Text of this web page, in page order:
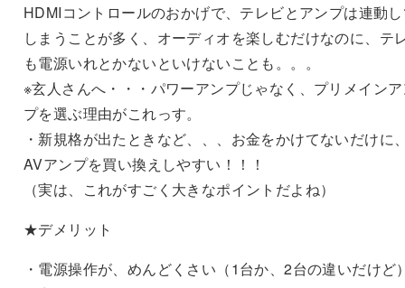
HDMIコントロールのおかげで、テレビとアンプは連動
しまうことが多く、オーディオを楽しむだけなのに、テ
も電源いれとかないといけないことも。。。
※玄人さんへ・・・パワーアンプじゃなく、プリメイン
プを選ぶ理由がこれっす。
・新規格が出たときなど、、、お金をかけてないだけに
AVアンプを買い換えしやすい！！！
（実は、これがすごく大きなポイントだよね）
★デメリット
・電源操作が、めんどくさい（1台か、2台の違いだけど